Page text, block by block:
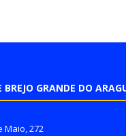
BREJO GRANDE DO
Maio, 272